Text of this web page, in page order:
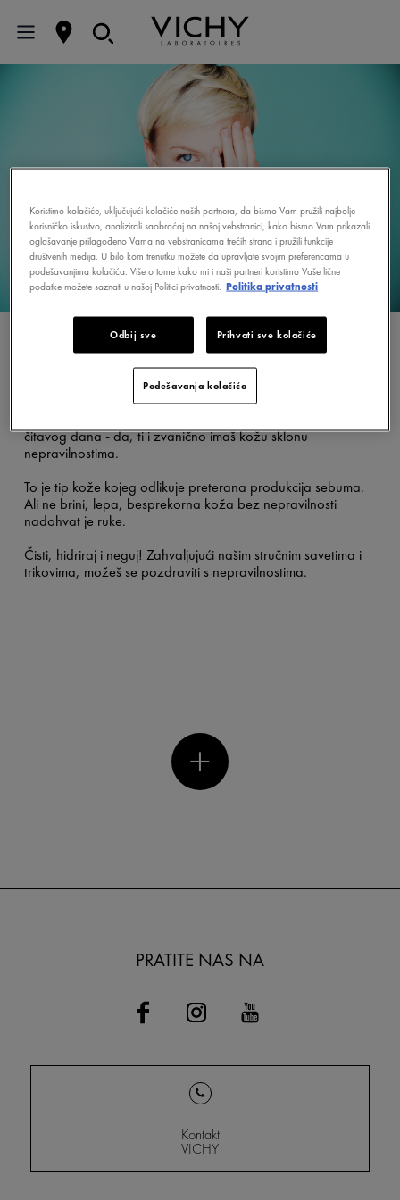
KOŽA SKLONA
NEPRAVILNOSTIMA
čitavog dana - da, ti i zvanično imaš kožu sklonu
nepravilnostima.
To je tip kože kojeg odlikuje preterana produkcija sebuma.
Ali ne brini, lepa, besprekorna koža bez nepravilnosti
nadohvat je ruke.
Čisti, hidriraj i neguj! Zahvaljujući našim stručnim savetima i
trikovima, možeš se pozdraviti s nepravilnostima.
PRATITE NAS NA
Kontakt
VICHY
Koristimo kolačiće, uključujući kolačiće naših partnera, da bismo Vam pružili najbolje
korisničko iskustvo, analizirali saobraćaj na našoj vebstranici, kako bismo Vam prikazali
oglašavanje prilagođeno Vama na vebstranicama trećih strana i pružili funkcije
društvenih medija. U bilo kom trenutku možete da upravljate svojim preferencama u
podešavanjima kolačića. Više o tome kako mi i naši partneri koristimo Vaše lične
podatke možete saznati u našoj Politici privatnosti. Politika privatnosti
Odbij sve Prihvati sve kolačiće
Podešavanja kolačića